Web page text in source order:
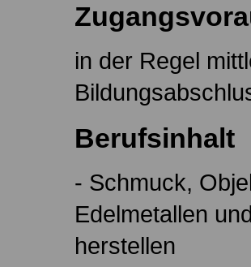
in der Regel
Berufsinhalt
- Schmuck,
Edelmetallen
herstellen